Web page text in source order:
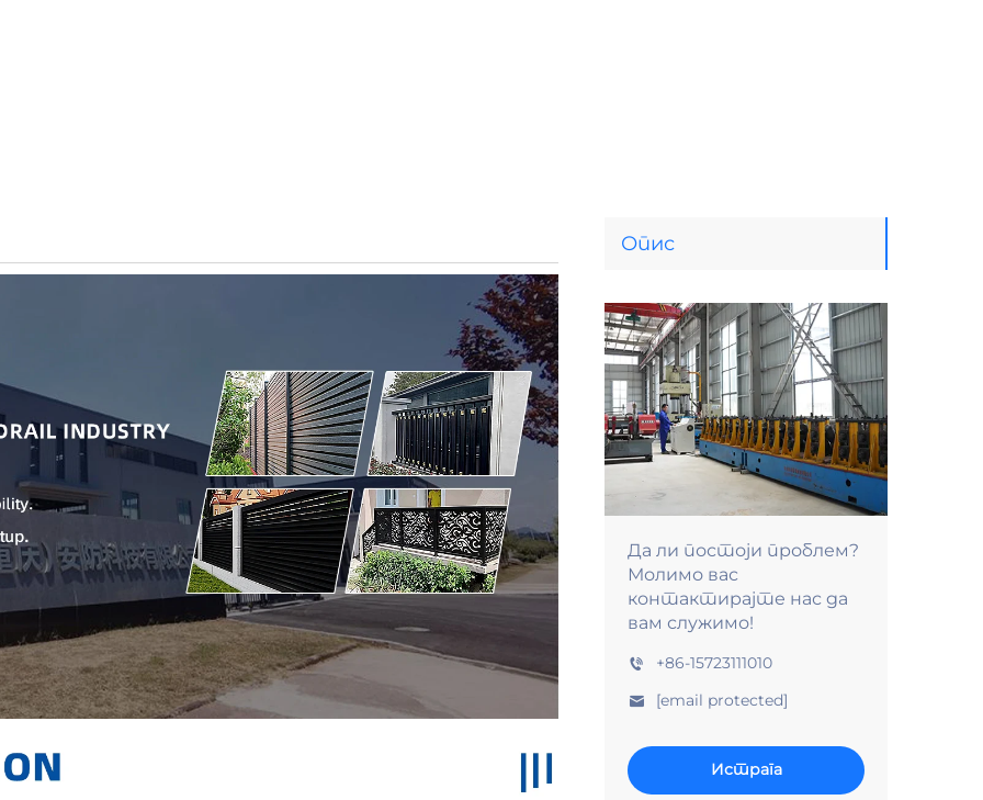
Опис
Да ли постоји проблем?
Молимо вас
контактирајте нас да
вам служимо!
+86-15723111010
[email protected]
Истрага